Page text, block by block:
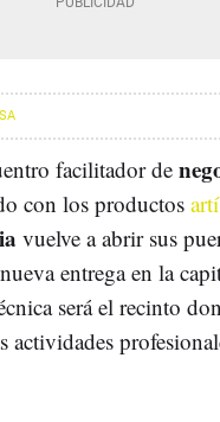
facilitador de
con los productos
vuelve a abrir sus
entrega en la
será el recinto
actividades